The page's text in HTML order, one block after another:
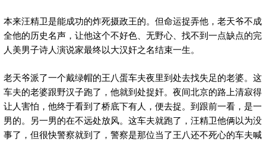
本来汪精卫是能成功的炸死摄政王的。但命运捉弄他，老天爷不成
全他的历史名声，让他这个不好色、无野心、找不到一点缺点的完
人美男子诗人演说家最终以大汉奸之名结束一生。
老天爷派了一个戴绿帽的王八蛋车夫夜里到处去找失足的老婆。这
车夫的老婆跟野汉子跑了，他就到处捉奸。夜间北京的路上清寂得
让人害怕，他终于看到了桥底下有人，便去捉。到跟前一看，是一
男的。另一男的在不远处放风。这车夫就跑了，汪精卫他俩以为没
事了，但很快警察就到了，警察是那位当了王八还不死心的车夫喊